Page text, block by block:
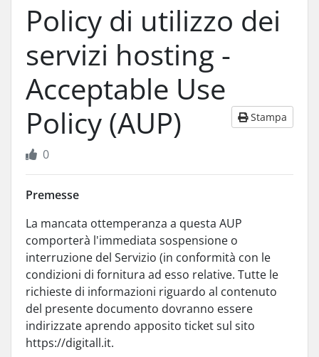
Policy di utilizzo dei
servizi hosting -
Acceptable Use
Policy (AUP)
Stampa
0
Premesse
La mancata ottemperanza a questa AUP
comporterà l'immediata sospensione o
interruzione del Servizio (in conformità con le
condizioni di fornitura ad esso relative. Tutte le
richieste di informazioni riguardo al contenuto
del presente documento dovranno essere
indirizzate aprendo apposito ticket sul sito
https://digitall.it.